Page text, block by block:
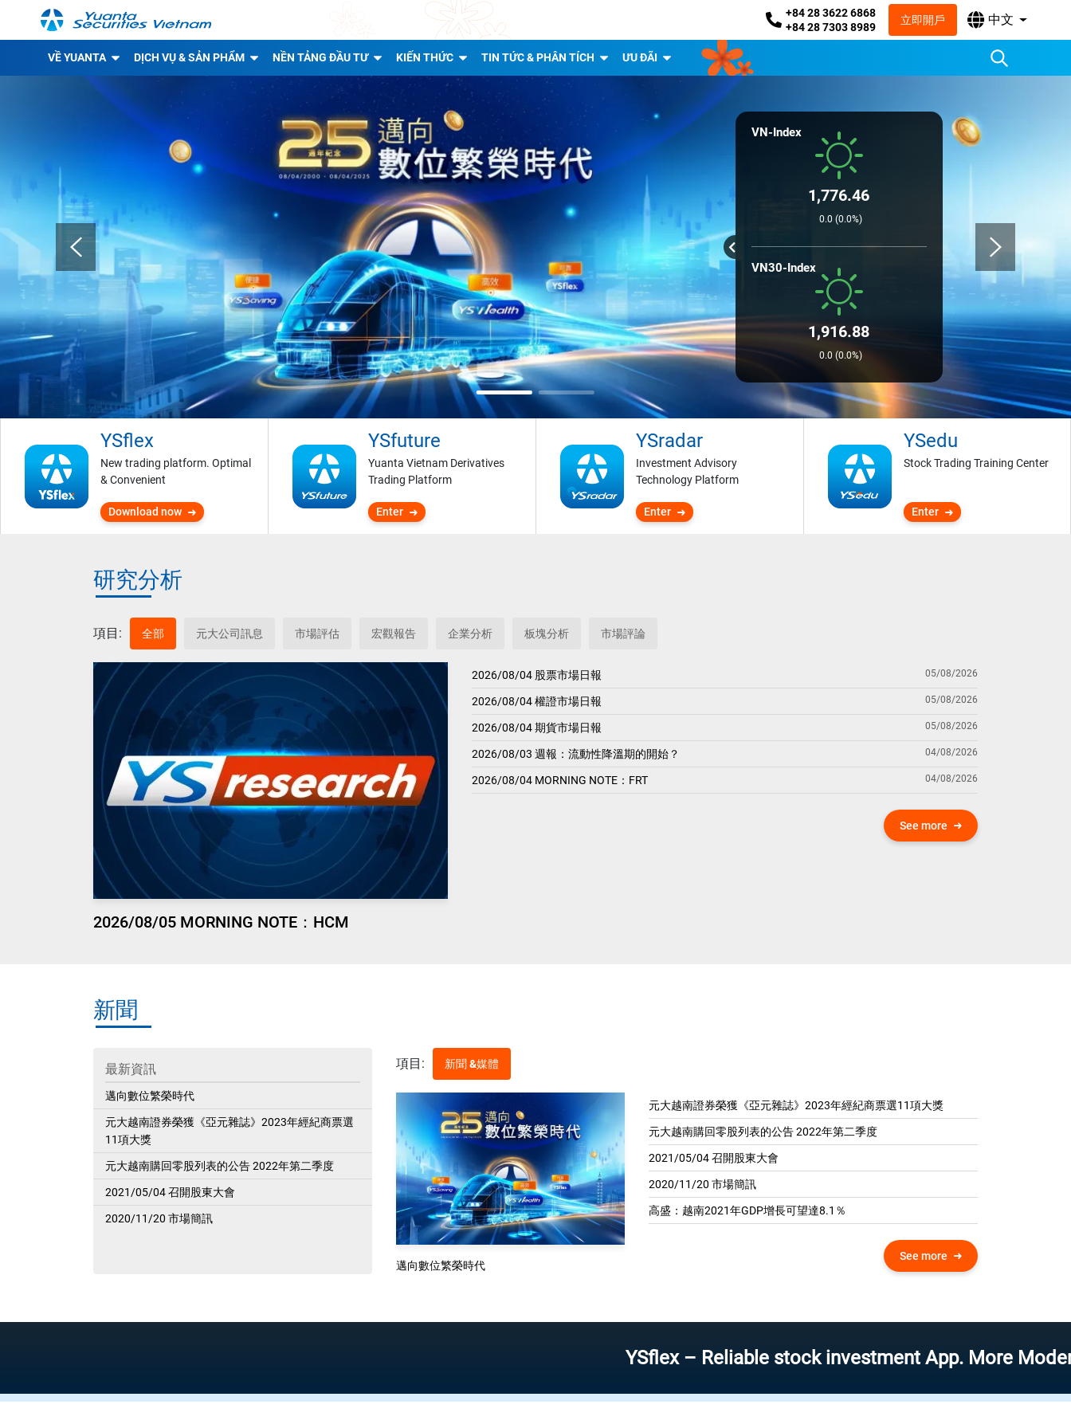
+84 28 3622 6868
+84 28 7303 8989
立即開戶 中文
VỀ YUANTA DỊCH VỤ & SẢN PHẨM NỀN TẢNG ĐẦU TƯ KIẾN THỨC TIN TỨC & PHÂN TÍCH ƯU ĐÃI
VN-Index
1,776.46
0.0 (0.0%)
VN30-Index
1,916.88
0.0 (0.0%)
YSflex
New trading platform. Optimal
& Convenient
Download now
YSfuture
Yuanta Vietnam Derivatives
Trading Platform
Enter
YSradar
Investment Advisory
Technology Platform
Enter
YSedu
Stock Trading Training Center
Enter
研究分析
項目: 全部 元大公司訊息 市場評估 宏觀報告 企業分析 板塊分析 市場評論
2026/08/05 MORNING NOTE：HCM
2026/08/04 股票市場日報 05/08/2026
2026/08/04 權證市場日報 05/08/2026
2026/08/04 期貨市場日報 05/08/2026
2026/08/03 週報：流動性降溫期的開始？ 04/08/2026
2026/08/04 MORNING NOTE：FRT 04/08/2026
See more
新聞
最新資訊
邁向數位繁榮時代
元大越南證券榮獲《亞元雜誌》2023年經紀商票選
11項大獎
元大越南購回零股列表的公告 2022年第二季度
2021/05/04 召開股東大會
2020/11/20 市場簡訊
項目: 新聞 &媒體
邁向數位繁榮時代
元大越南證券榮獲《亞元雜誌》2023年經紀商票選11項大獎
元大越南購回零股列表的公告 2022年第二季度
2021/05/04 召開股東大會
2020/11/20 市場簡訊
高盛：越南2021年GDP增​​長可望達8.1％
See more
YSflex – Reliable stock investment App. More Modern –